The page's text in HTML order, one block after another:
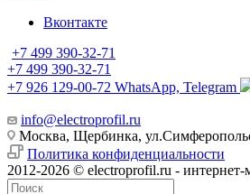
Вконтакте
+7 499 390-32-71
+7 499 390-32-71
+7 926 129-00-72 WhatsApp, Telegram
info@electroprofil.ru
Москва, Щербинка,
Политика конфиденциальности
2012-2026 © electroprofil.ru - интернет-